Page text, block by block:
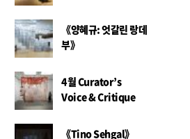
《양혜규: 엇갈린 랑데
부》
4월 Curator’s
Voice & Critique
《Tino Sehgal》